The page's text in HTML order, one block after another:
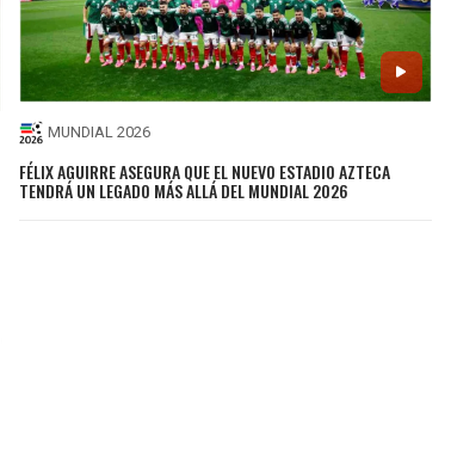
MUNDIAL 2026
FÉLIX AGUIRRE ASEGURA QUE EL NUEVO ESTADIO AZTECA
TENDRÁ UN LEGADO MÁS ALLÁ DEL MUNDIAL 2026